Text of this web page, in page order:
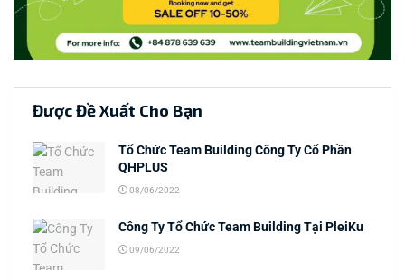
Được Đề Xuất Cho Bạn
Tổ Chức Team Building Công Ty Cổ Phần
QHPLUS
08/06/2022
Công Ty Tổ Chức Team Building Tại PleiKu
09/06/2022